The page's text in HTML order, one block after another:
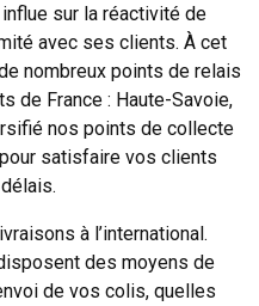
sur la réactivité de
avec ses clients. À cet
nombreux points de relais
de France : Haute-Savoie,
nos points de collecte
satisfaire vos clients
à l’international.
des moyens de
de vos colis, quelles